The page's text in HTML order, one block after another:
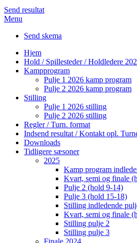
Send resultat
Menu
Send skema
Hjem
Hold / Spillesteder / Holdledere
Kampprogram
Pulje 1 2026 kamp program
Pulje 2 2026 kamp program
Stilling
Pulje 1 2026 stilling
Pulje 2 2026 stilling
Regler / Turn. format
Indsend resultat / Kontakt opl.
Downloads
Tidligere sæsoner
2025
Kamp program
Kvart, semi og finale
Pulje 2 (hold 9-14)
Pulje 3 (hold 15-18)
Stilling indledende
Kvart, semi og finale
Stilling pulje 2
Stilling pulje 3
Finale 2024